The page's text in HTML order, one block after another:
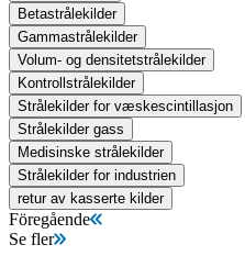
Betastrålekilder
Gammastrålekilder
Volum- og densitetstrålekilder
Kontrollstrålekilder
Strålekilder for væskescintillasjon
Strålekilder gass
Medisinske strålekilder
Strålekilder for industrien
retur av kasserte kilder
Föregående
Se fler